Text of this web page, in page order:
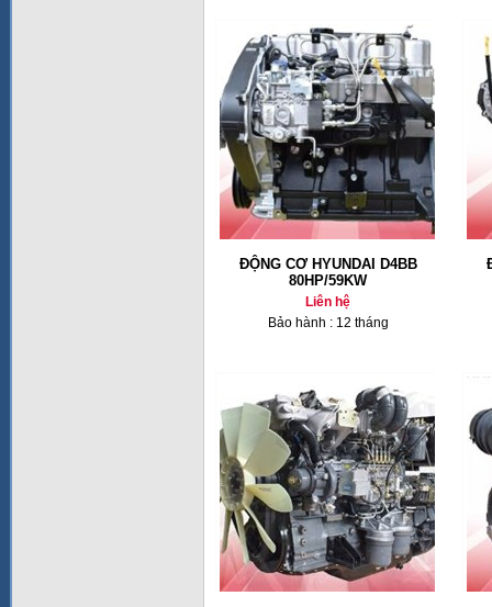
ĐỘNG CƠ HYUNDAI D4BB
80HP/59KW
Liên hệ
Bảo hành : 12 tháng